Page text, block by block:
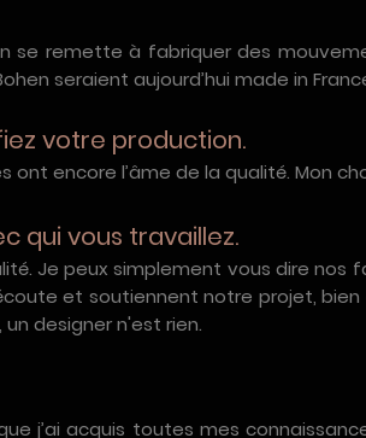
se remette à fabriquer des
seraient aujourd’hui made in
votre production.
encore l’âme de la qualité. Mon
qui vous travaillez.
Je peux simplement vous dire
et soutiennent notre projet,
designer n'est rien.
j’ai acquis toutes mes